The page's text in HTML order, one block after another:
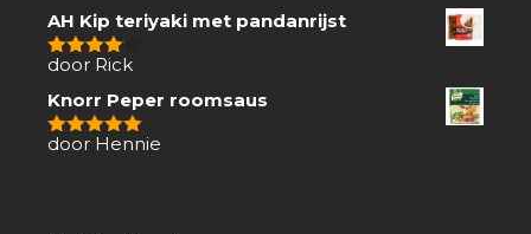
5
AH Kip teriyaki met pandanrijst
4van 5
door Rick
Knorr Peper roomsaus
5van 5
door Hennie